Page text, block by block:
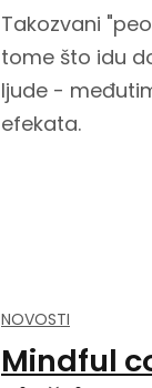
Takozvani
tome što idu
ljude -
efekata.
NOVOSTI
Mindful